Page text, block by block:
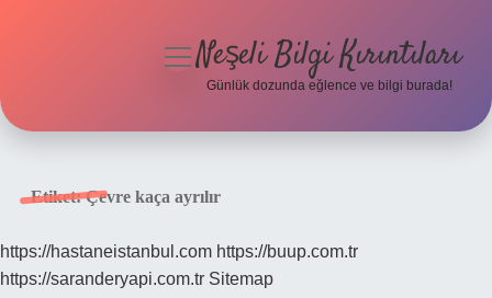
Hakkımızda
menüyüNeşeli Bilgi Kırıntıları
Günlük dozunda eğlence ve bilgi burada!
Etiket:Çevre kaça ayrılır
https://hastaneistanbul.com https://buup.com.tr
https://saranderyapi.com.tr Sitemap